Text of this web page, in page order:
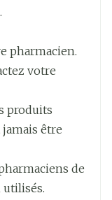
pharmacien.
votre
produits
être
de